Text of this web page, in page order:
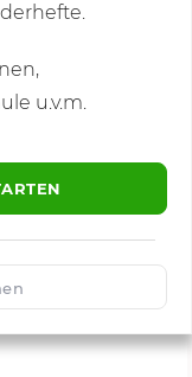
u.v.m.
Speichern